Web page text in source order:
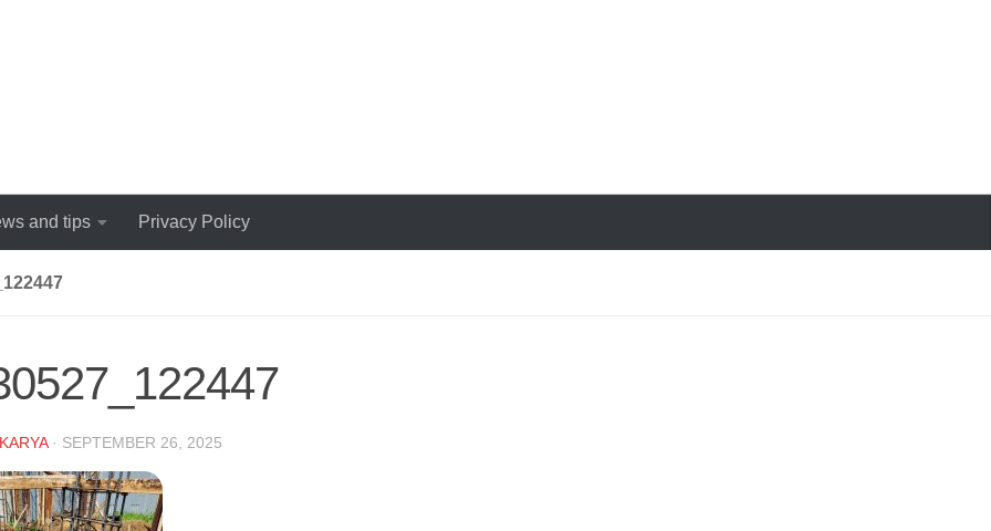
and tips Privacy Policy
· SEPTEMBER 26, 2025